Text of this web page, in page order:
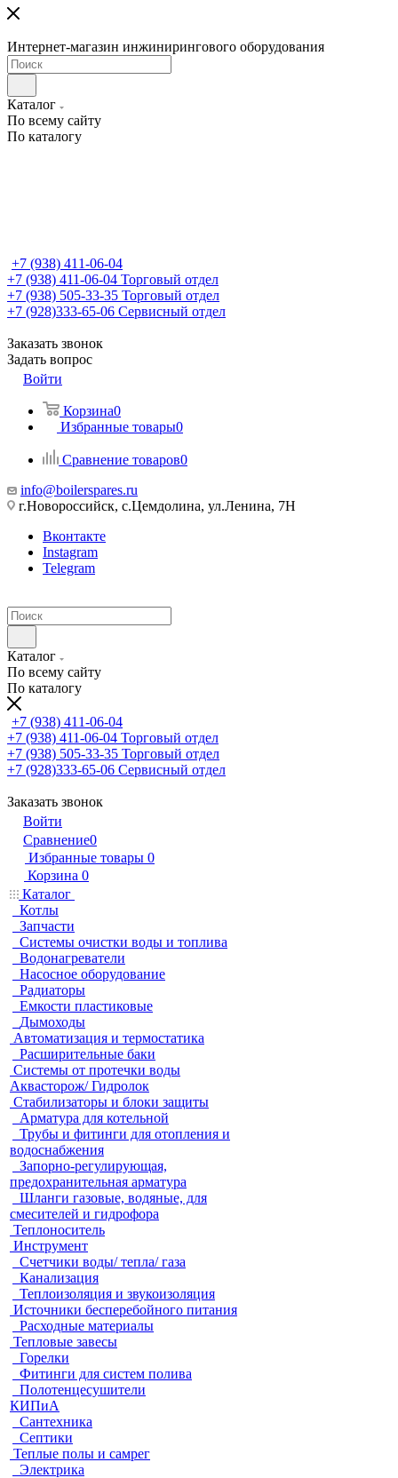
Интернет-магазин инжинирингового оборудования
Каталог
По всему сайту
По каталогу
+7 (938) 411-06-04
+7 (938) 411-06-04 Торговый отдел
+7 (938) 505-33-35 Торговый отдел
+7 (928)333-65-06 Сервисный отдел
Заказать звонок
Задать вопрос
Войти
Корзина0
Избранные товары0
Сравнение товаров0
info@boilerspares.ru
г.Новороссийск, с.Цемдолина, ул.Ленина, 7Н
Вконтакте
Instagram
Telegram
Каталог
По всему сайту
По каталогу
+7 (938) 411-06-04
+7 (938) 411-06-04 Торговый отдел
+7 (938) 505-33-35 Торговый отдел
+7 (928)333-65-06 Сервисный отдел
Заказать звонок
Войти
Сравнение0
Избранные товары 0
Корзина 0
Каталог
Котлы
Запчасти
Системы очистки воды и топлива
Водонагреватели
Насосное оборудование
Радиаторы
Емкости пластиковые
Дымоходы
Автоматизация и термостатика
Расширительные баки
Системы от протечки воды
Аквасторож/ Гидролок
Стабилизаторы и блоки защиты
Арматура для котельной
Трубы и фитинги для отопления и
водоснабжения
Запорно-регулирующая,
предохранительная арматура
Шланги газовые, водяные, для
смесителей и гидрофора
Теплоноситель
Инструмент
Счетчики воды/ тепла/ газа
Канализация
Теплоизоляция и звукоизоляция
Источники бесперебойного питания
Расходные материалы
Тепловые завесы
Горелки
Фитинги для систем полива
Полотенцесушители
КИПиА
Сантехника
Септики
Теплые полы и самрег
Электрика